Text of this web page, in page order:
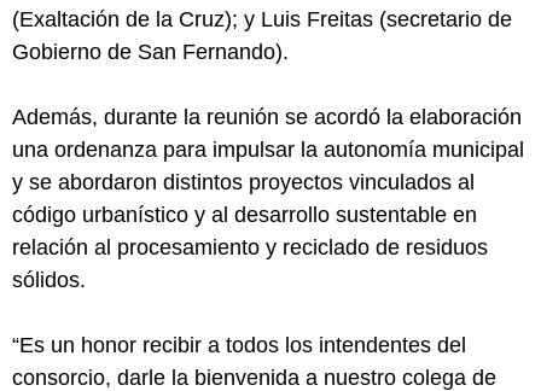
(Exaltación de la Cruz); y Luis Freitas (secretario de
Gobierno de San Fernando).
Además, durante la reunión se acordó la elaboración
una ordenanza para impulsar la autonomía municipal
y se abordaron distintos proyectos vinculados al
código urbanístico y al desarrollo sustentable en
relación al procesamiento y reciclado de residuos
sólidos.
“Es un honor recibir a todos los intendentes del
consorcio, darle la bienvenida a nuestro colega de